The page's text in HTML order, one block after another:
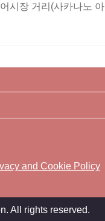
시장 거리(사카나노 아
and Cookie Policy
All rights reserved.